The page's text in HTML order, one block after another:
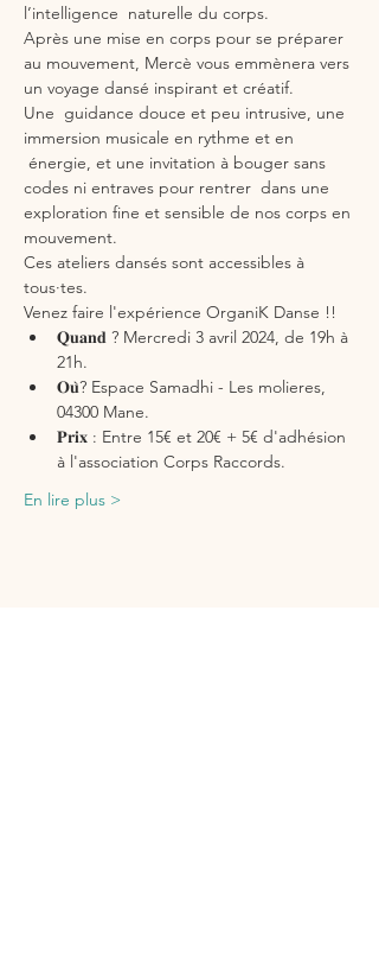
l’intelligence  naturelle du corps.
Après une mise en corps pour se préparer
au mouvement, Mercè vous emmènera vers
un voyage dansé inspirant et créatif.
Une  guidance douce et peu intrusive, une
immersion musicale en rythme et en
énergie, et une invitation à bouger sans
codes ni entraves pour rentrer  dans une
exploration fine et sensible de nos corps en
mouvement.
Ces ateliers dansés sont accessibles à
tous·tes.
Venez faire l'expérience OrganiK Danse !!
𝐐𝐮𝐚𝐧𝐝 ? Mercredi 3 avril 2024, de 19h à
21h.
𝐎𝐮̀? Espace Samadhi - Les molieres,
04300 Mane.
𝐏𝐫𝐢𝐱 : Entre 15€ et 20€ + 5€ d'adhésion
à l'association Corps Raccords.
En lire plus >